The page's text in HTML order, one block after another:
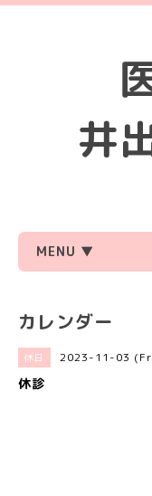
井
MENU ▼
カレンダー
休日 2023-11-03
休診